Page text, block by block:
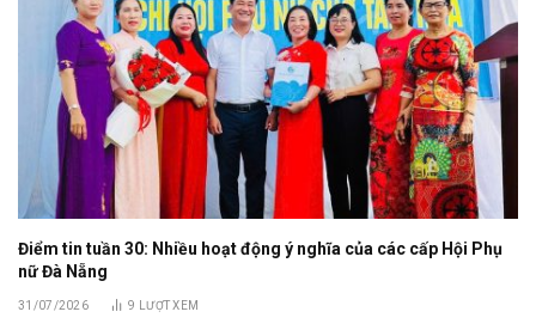
Điểm tin tuần 30: Nhiều hoạt động ý nghĩa của các cấp Hội Phụ
nữ Đà Nẵng
31/07/2026 9 LƯỢT XEM